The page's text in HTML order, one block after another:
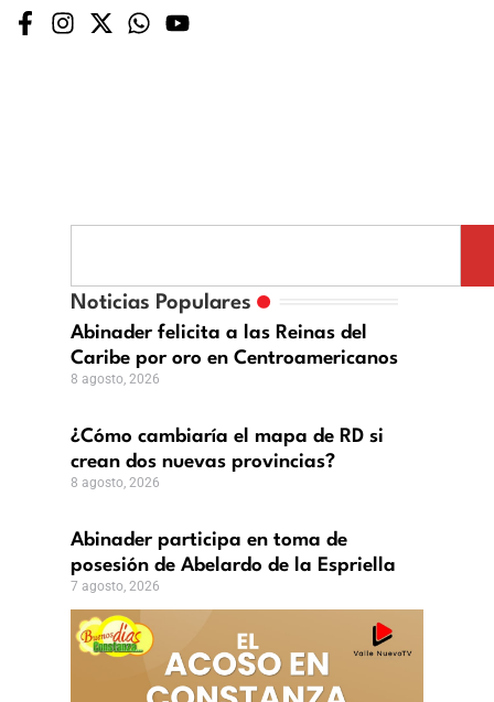
Noticias Populares
Abinader felicita a las Reinas del
Caribe por oro en Centroamericanos
8 agosto, 2026
¿Cómo cambiaría el mapa de RD si
crean dos nuevas provincias?
8 agosto, 2026
Abinader participa en toma de
posesión de Abelardo de la Espriella
7 agosto, 2026